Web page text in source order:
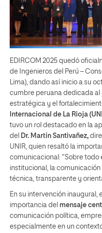
EDIRCOM 2025 quedó
de Ingenieros del Perú –
Lima), dando así inicio a su
cumbre peruana dedicada al
estratégica y el
Internacional de La Rioja
tuvo un rol destacado en la
del Dr. Martín Santivañez,
UNIR, quien resaltó la
comunicacional: “Sobre todo
institucional, la
técnica, transparente y
En su intervención inaugural,
importancia del mensaje
comunicación política,
especialmente en un